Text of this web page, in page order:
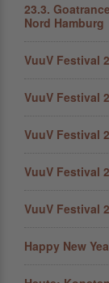
23.3.
Nord Hamburg
VuuV Festival
VuuV Festival
VuuV Festival
VuuV Festival
VuuV Festival
Happy New